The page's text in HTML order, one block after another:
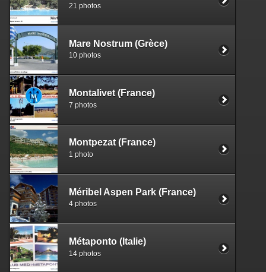
21 photos
Mare Nostrum (Grèce)
10 photos
Montalivet (France)
7 photos
Montpezat (France)
1 photo
Méribel Aspen Park (France)
4 photos
Métaponto (Italie)
14 photos